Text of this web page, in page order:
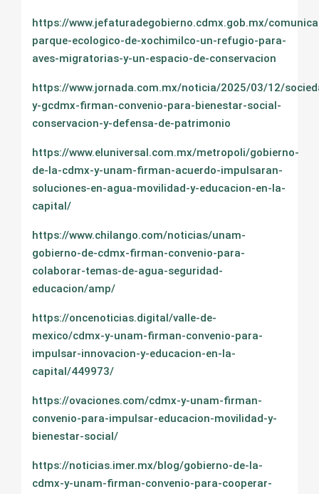
https://www.jefaturadegobierno.cdmx.gob.mx/
parque-ecologico-de-xochimilco-un-refugio-para-
aves-migratorias-y-un-espacio-de-conservacion
https://www.jornada.com.mx/noticia/2025/03/12/
y-gcdmx-firman-convenio-para-bienestar-social-
conservacion-y-defensa-de-patrimonio
https://www.eluniversal.com.mx/metropoli/gobierno-
de-la-cdmx-y-unam-firman-acuerdo-impulsaran-
soluciones-en-agua-movilidad-y-educacion-en-la-
capital/
https://www.chilango.com/noticias/unam-
gobierno-de-cdmx-firman-convenio-para-
colaborar-temas-de-agua-seguridad-
educacion/amp/
https://oncenoticias.digital/valle-de-
mexico/cdmx-y-unam-firman-convenio-para-
impulsar-innovacion-y-educacion-en-la-
capital/449973/
https://ovaciones.com/cdmx-y-unam-firman-
convenio-para-impulsar-educacion-movilidad-y-
bienestar-social/
https://noticias.imer.mx/blog/gobierno-de-la-
cdmx-y-unam-firman-convenio-para-cooperar-